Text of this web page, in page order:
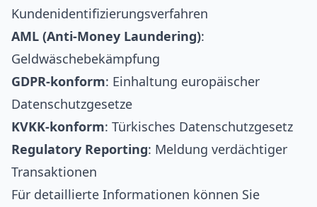
Kundenidentifizierungsverfahren
AML (Anti-Money Laundering):
Geldwäschebekämpfung
GDPR-konform: Einhaltung europäischer
Datenschutzgesetze
KVKK-konform: Türkisches Datenschutzgesetz
Regulatory Reporting: Meldung verdächtiger
Transaktionen
Für detaillierte Informationen können Sie